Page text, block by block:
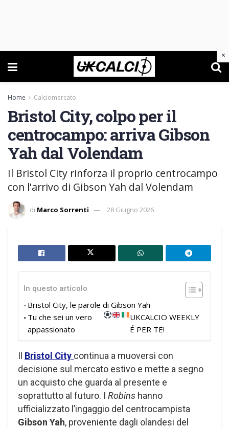
Home Calciomercato
Bristol City, colpo per il
centrocampo: arriva Gibson
Yah dal Volendam
Il Bristol City rinforza il proprio centrocampo
con l'arrivo di Gibson Yah dal Volendam
di Marco Sorrenti 28 Giugno 2026
In questo articolo
Bristol City, le parole di Gibson Yah
Tu che sei un vero
appassionato
UKCALCIO WEEKLY
É PER TE!
Il Bristol City continua a muoversi con
decisione sul mercato estivo e mette a segno
un acquisto che guarda al presente e
soprattutto al futuro. I Robins hanno
ufficializzato l’ingaggio del centrocampista
Gibson Yah, proveniente dagli olandesi del
×